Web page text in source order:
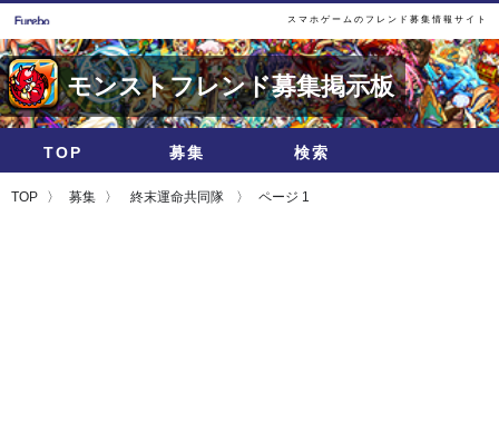
スマホゲームのフレンド募集情報サイト
モンストフレンド募集掲示板
TOP 募集 検索
TOP 募集 終末運命共同隊 ページ 1